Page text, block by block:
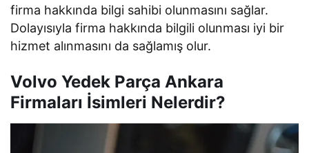
firma hakkında bilgi sahibi olunmasını sağlar.
Dolayısıyla firma hakkında bilgili olunması iyi bir
hizmet alınmasını da sağlamış olur.
Volvo Yedek Parça Ankara
Firmaları İsimleri Nelerdir?